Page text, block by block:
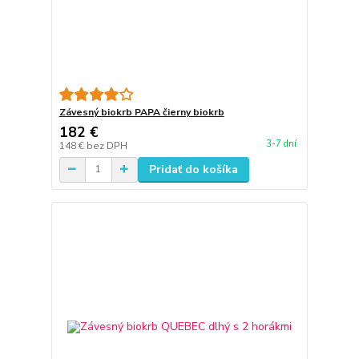
Závesný biokrb PAPA čierny biokrb
182 €
148 € bez DPH 3-7 dní
Pridať do košíka